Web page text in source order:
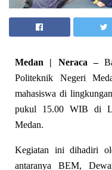
Medan | Neraca –
Politeknik Negeri
mahasiswa di
pukul 15.00 WIB di
Medan.
Kegiatan ini dihadiri
antaranya BEM,